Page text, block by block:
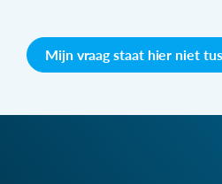
Mijn vraag staat hier niet